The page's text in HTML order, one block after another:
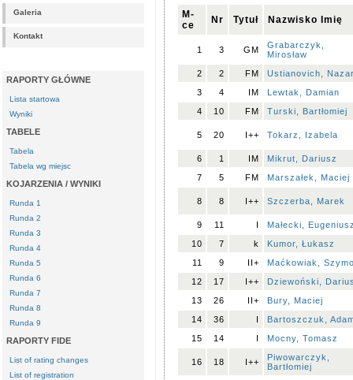
Galeria
Kontakt
RAPORTY GŁÓWNE
Lista startowa
Wyniki
TABELE
Tabela
Tabela wg miejsc
KOJARZENIA / WYNIKI
Runda 1
Runda 2
Runda 3
Runda 4
Runda 5
Runda 6
Runda 7
Runda 8
Runda 9
RAPORTY FIDE
List of rating changes
List of registration
M-
ce
Nr Tytuł Nazwisko Imię
1 3 GM
Grabarczyk,
Mirosław
2
2 FM
Ustianovich,
3
4 IM
Lewtak, Damian
4
10 FM Turski, Bartłomiej
5 20 I++ Tokarz, Izabela
6 1 IM
Mikrut, Dariusz
7
5 FM Marszałek, Maciej
8 8 I++ Szczerba, Marek
9 11 I
Małecki,
10
7 k
Kumor, Łukasz
11
9 II+
Maćkowiak,
12
17 I++
Dziewoński,
13
26 II+
Bury, Maciej
14
36 I
Bartoszczuk,
15
14 I Mocny, Tomasz
16 18 I++
Piwowarczyk,
Bartłomiej